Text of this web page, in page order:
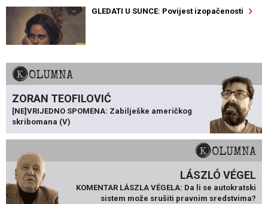
GLEDATI U SUNCE: Povijest izopačenosti
KOLUMNA
ZORAN TEOFILOVIĆ
[NE]VRIJEDNO SPOMENA: Zabilješke američkog
skribomana (V)
KOLUMNA
LÁSZLÓ VÉGEL
KOMENTAR LÁSZLA VÉGELA: Da li se autokratski
sistem može srušiti pravnim sredstvima?